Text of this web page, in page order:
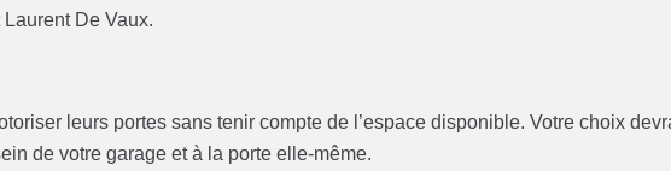
De Vaux.
leurs portes sans tenir compte de l’espace disponible. Votre choix
de votre garage et à la porte elle-même.